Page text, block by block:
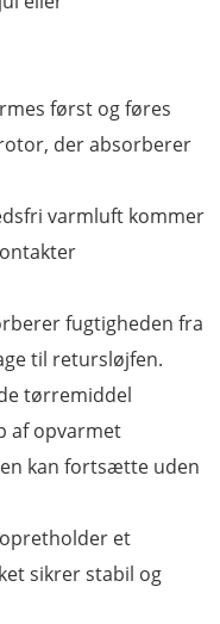
først og føres
der absorberer
varmluft kommer
fugtigheden fra
til retursløjfen.
tørremiddel
af opvarmet
kan fortsætte uden
et
sikrer stabil og